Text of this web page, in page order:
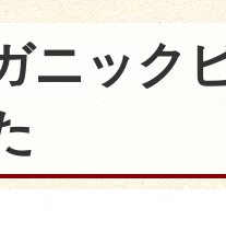
ニック